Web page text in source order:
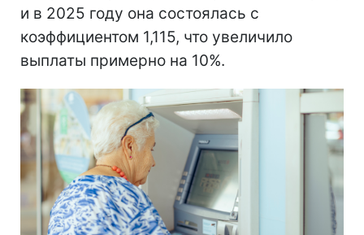
и в 2025 году она состоялась с
коэффициентом 1,115, что увеличило
выплаты примерно на 10%.